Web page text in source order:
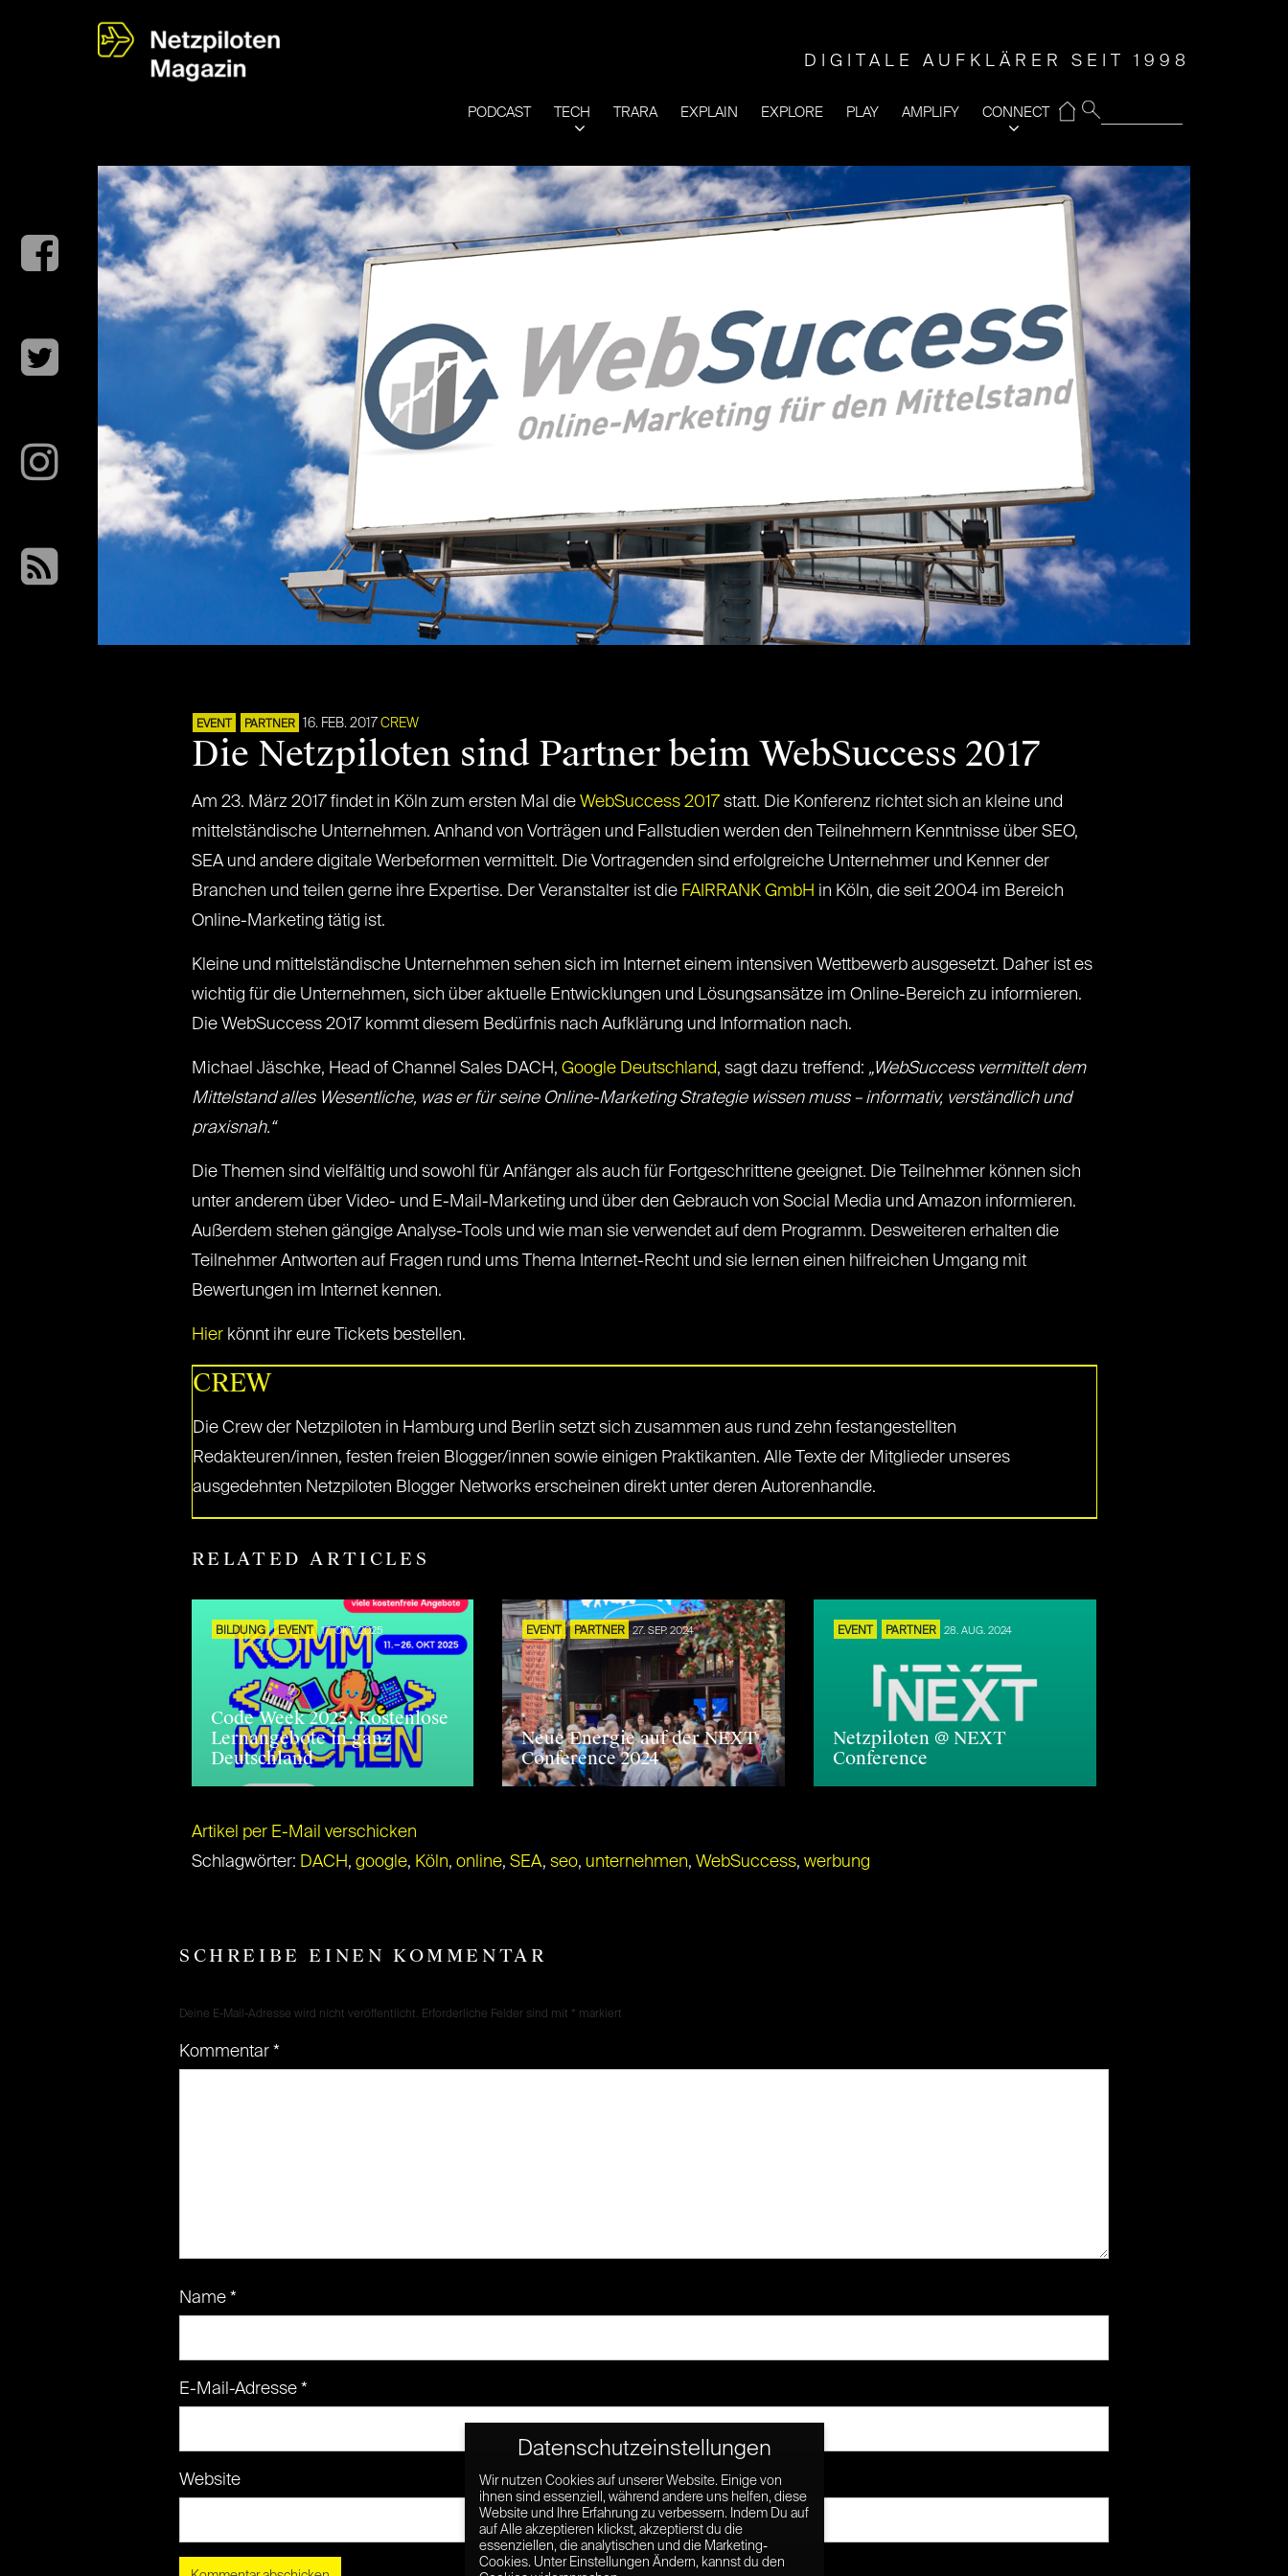
DIGITALE AUFKLÄRER SEIT 1998
PODCAST TECH TRARA EXPLAIN EXPLORE PLAY AMPLIFY CONNECT
⌂
EVENT PARTNER 16. FEB. 2017 CREW
Die Netzpiloten sind Partner beim WebSuccess 2017
Am 23. März 2017 findet in Köln zum ersten Mal die WebSuccess 2017statt. Die Konferenz richtet sich an kleine und
mittelständische Unternehmen. Anhand von Vorträgen und Fallstudien werden den Teilnehmern Kenntnisse über SEO,
SEA und andere digitale Werbeformen vermittelt. Die Vortragenden sind erfolgreiche Unternehmer und Kenner der
Branchen und teilen gerne ihre Expertise. Der Veranstalter ist die FAIRRANK GmbH in Köln, die seit 2004 im Bereich
Online-Marketing tätig ist.
Kleine und mittelständische Unternehmen sehen sich im Internet einem intensiven Wettbewerb ausgesetzt. Daher ist es
wichtig für die Unternehmen, sich über aktuelle Entwicklungen und Lösungsansätze im Online-Bereich zu informieren.
Die WebSuccess 2017 kommt diesem Bedürfnis nach Aufklärung und Information nach.
Michael Jäschke, Head of Channel Sales DACH, Google Deutschland, sagt dazu treffend: „WebSuccess vermittelt dem
Mittelstand alles Wesentliche, was er für seine Online-Marketing Strategie wissen muss – informativ, verständlich und
praxisnah.“
Die Themen sind vielfältig und sowohl für Anfänger als auch für Fortgeschrittene geeignet. Die Teilnehmer können sich
unter anderem über Video- und E-Mail-Marketing und über den Gebrauch von Social Media und Amazon informieren.
Außerdem stehen gängige Analyse-Tools und wie man sie verwendet auf dem Programm. Desweiteren erhalten die
Teilnehmer Antworten auf Fragen rund ums Thema Internet-Recht und sie lernen einen hilfreichen Umgang mit
Bewertungen im Internet kennen.
Hierkönnt ihr eure Tickets bestellen.
CREW
Die Crew der Netzpiloten in Hamburg und Berlin setzt sich zusammen aus rund zehn festangestellten
Redakteuren/innen, festen freien Blogger/innen sowie einigen Praktikanten. Alle Texte der Mitglieder unseres
ausgedehnten Netzpiloten Blogger Networks erscheinen direkt unter deren Autorenhandle.
RELATED ARTICLES
BILDUNG EVENT 17. OKT. 2025
Code Week 2025: Kostenlose
Lernangebote in ganz
Deutschland
EVENT PARTNER 27. SEP. 2024
Neue Energie auf der NEXT
Conference 2024
EVENT PARTNER 28. AUG. 2024
Netzpiloten @ NEXT
Conference
Artikel per E-Mail verschicken
Schlagwörter: DACH, google, Köln, online, SEA, seo, unternehmen, WebSuccess, werbung
SCHREIBE EINEN KOMMENTAR
Deine E-Mail-Adresse wird nicht veröffentlicht. Erforderliche Felder sind mit * markiert
Kommentar *
Name *
E-Mail-Adresse *
Website
Datenschutzeinstellungen
Wir nutzen Cookies auf unserer Website. Einige von
ihnen sind essenziell, während andere uns helfen, diese
Website und Ihre Erfahrung zu verbessern. Indem Du auf
auf Alle akzeptieren klickst, akzeptierst du die
essenziellen, die analytischen und die Marketing-
Cookies. Unter Einstellungen Ändern, kannst du den